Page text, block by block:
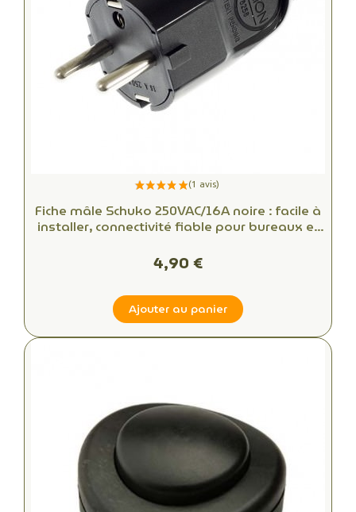
Fiche mâle Schuko 250VAC/16A noire : facile à
installer, connectivité fiable pour bureaux et
4,90 €
Ajouter au panier